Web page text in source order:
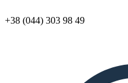
+38 (044) 303 98 49